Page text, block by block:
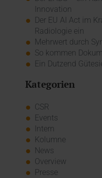
Innovation
Der EU AI Act im
Radiologie ein
Mehrwert durch
So kommen
Ein Dutzend
Kategorien
CSR
Events
Intern
Kolumne
News
Overview
Presse